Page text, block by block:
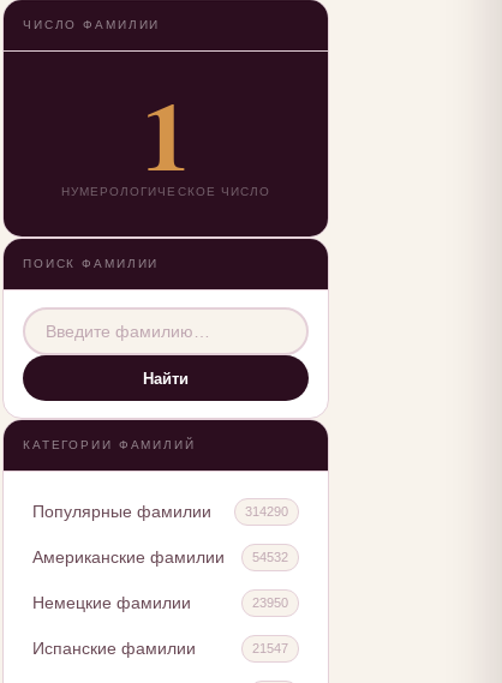
ЧИСЛО ФАМИЛИИ
1
НУМЕРОЛОГИЧЕСКОЕ ЧИСЛО
ПОИСК ФАМИЛИИ
Найти
КАТЕГОРИИ ФАМИЛИЙ
Популярные фамилии 314290
Американские фамилии 54532
Немецкие фамилии 23950
Испанские фамилии 21547